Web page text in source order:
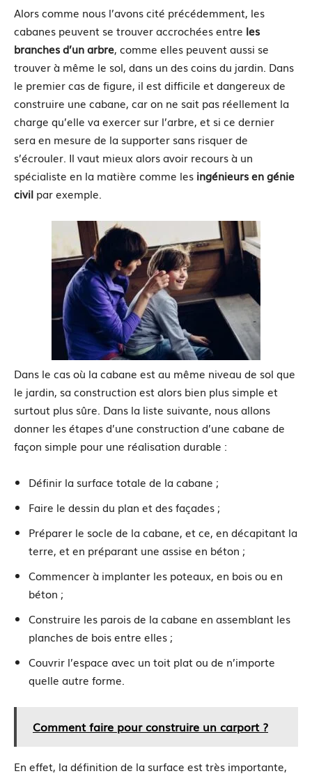
Alors comme nous l’avons cité précédemment, les
cabanes peuvent se trouver accrochées entre les
branches d’un arbre, comme elles peuvent aussi se
trouver à même le sol, dans un des coins du jardin. Dans
le premier cas de figure, il est difficile et dangereux de
construire une cabane, car on ne sait pas réellement la
charge qu’elle va exercer sur l’arbre, et si ce dernier
sera en mesure de la supporter sans risquer de
s’écrouler. Il vaut mieux alors avoir recours à un
spécialiste en la matière comme les ingénieurs en génie
civil par exemple.
Dans le cas où la cabane est au même niveau de sol que
le jardin, sa construction est alors bien plus simple et
surtout plus sûre. Dans la liste suivante, nous allons
donner les étapes d’une construction d’une cabane de
façon simple pour une réalisation durable :
Définir la surface totale de la cabane ;
Faire le dessin du plan et des façades ;
Préparer le socle de la cabane, et ce, en décapitant la
terre, et en préparant une assise en béton ;
Commencer à implanter les poteaux, en bois ou en
béton ;
Construire les parois de la cabane en assemblant les
planches de bois entre elles ;
Couvrir l’espace avec un toit plat ou de n’importe
quelle autre forme.
Comment faire pour construire un carport ?
En effet, la définition de la surface est très importante,